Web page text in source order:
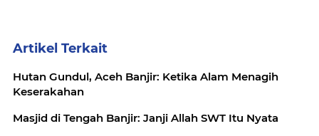
Artikel Terkait
Hutan Gundul, Aceh Banjir: Ketika Alam Menagih
Keserakahan
Masjid di Tengah Banjir: Janji Allah SWT Itu Nyata